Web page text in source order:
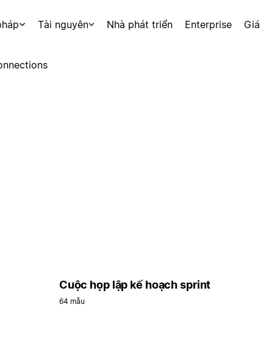
Tài nguyên Nhà phát triển Enterprise Giá
Cuộc họp lập kế hoạch sprint
64 mẫu